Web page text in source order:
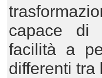
capace di
facilità a
differenti tra